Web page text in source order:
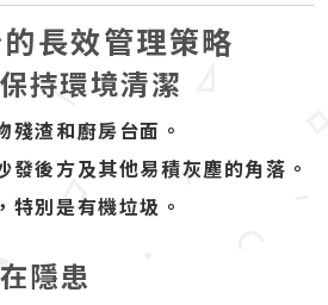
長效管理策略
持環境清潔
殘渣和廚房台面。
發後方及其他易積灰塵的角落。
特別是有機垃圾。
隱患